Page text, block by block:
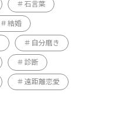
石言葉
結婚
自分磨き
診断
遠距離恋愛